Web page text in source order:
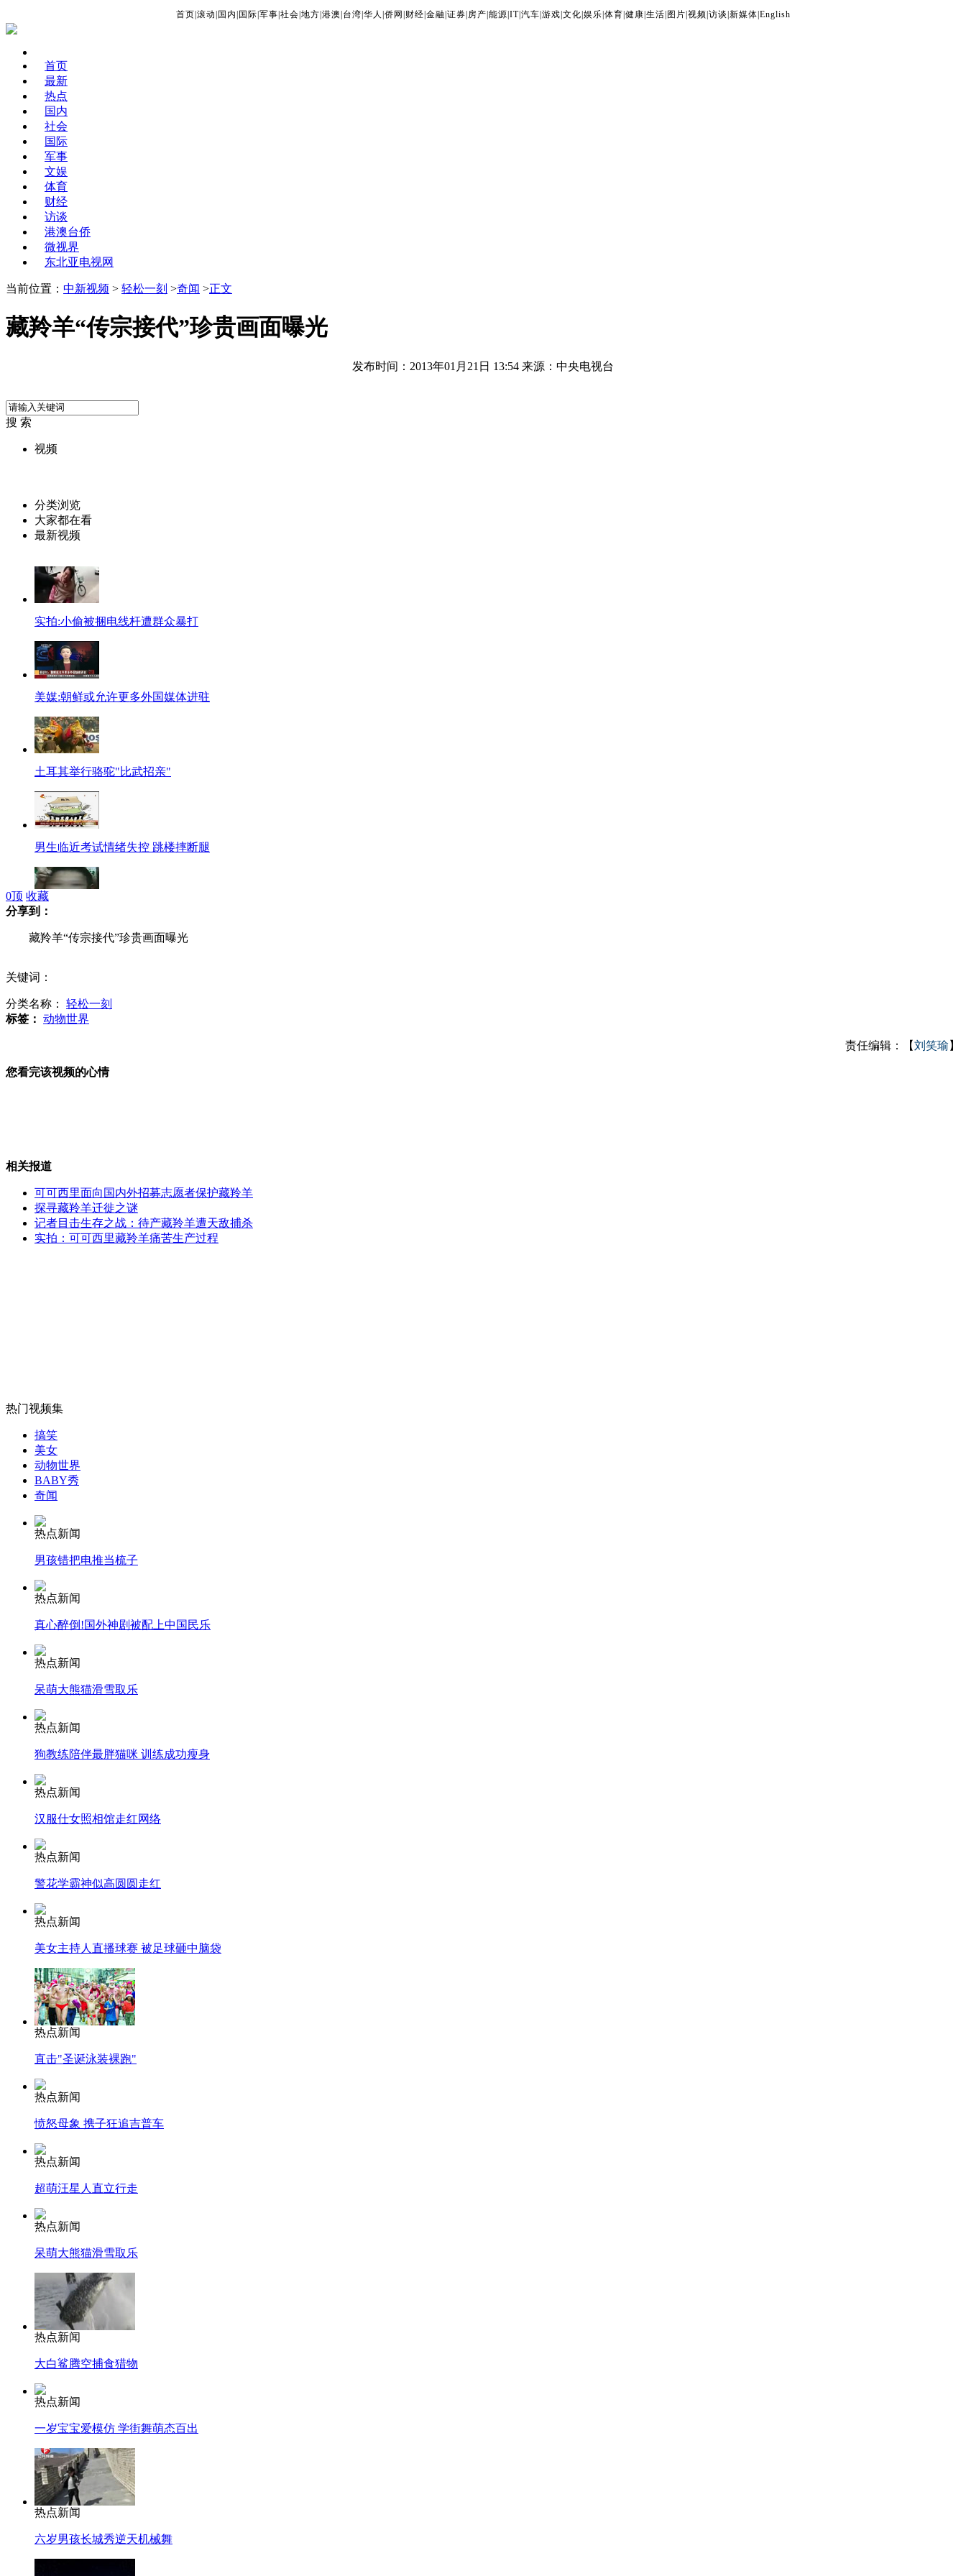
首页 滚动 国内 国际 军事 社会 地方 港澳 台湾 华人 侨网 财经 金融 证券 房产 能源 IT| 汽车 游戏 文化 娱乐 体育 健康 生活 图片 视频 访谈 新媒体 English
首页
最新
热点
国内
社会
国际
军事
文娱
体育
财经
访谈
港澳台侨
微视界
东北亚电视网
当前位置： 中新视频 > 轻松一刻 >奇闻 >正文
藏羚羊“传宗接代”珍贵画面曝光
发布时间：2013年01月21日 13:54 来源：中央电视台
搜 索
视频
分类浏览
大家都在看
最新视频
实拍:小偷被捆电线杆遭群众暴打
美媒:朝鲜或允许更多外国媒体进驻
土耳其举行骆驼"比武招亲"
男生临近考试情绪失控 跳楼摔断腿
重点贫困县村部乔迁大摆筵席
春运票难买 诞生“拼车”一族
医生自割直肠息肉 发微博贴照片
无痛分娩是否安全 医生回应
外交部：反对强权政治霸凌主义
外交部：有关国家言论片面不公正
安徽一实载49人客车翻车
走！跟着总书记去植树
消防员救轻生者
纽约上演“枕头大战”
司机酒驾遇交警 急速倒车逃窜
0顶 收藏
分享到：
藏羚羊“传宗接代”珍贵画面曝光
关键词：
分类名称： 轻松一刻
标签： 动物世界
责任编辑：【刘笑瑜 】
您看完该视频的心情
相关报道
可可西里面向国内外招募志愿者保护藏羚羊
探寻藏羚羊迁徙之谜
记者目击生存之战：待产藏羚羊遭天敌捕杀
实拍：可可西里藏羚羊痛苦生产过程
热门视频集
搞笑
美女
动物世界
BABY秀
奇闻
热点新闻
男孩错把电推当梳子
热点新闻
真心醉倒!国外神剧被配上中国民乐
热点新闻
呆萌大熊猫滑雪取乐
热点新闻
狗教练陪伴最胖猫咪 训练成功瘦身
热点新闻
汉服仕女照相馆走红网络
热点新闻
警花学霸神似高圆圆走红
热点新闻
美女主持人直播球赛 被足球砸中脑袋
热点新闻
直击"圣诞泳装裸跑"
热点新闻
愤怒母象 携子狂追吉普车
热点新闻
超萌汪星人直立行走
热点新闻
呆萌大熊猫滑雪取乐
热点新闻
大白鲨腾空捕食猎物
热点新闻
一岁宝宝爱模仿 学街舞萌态百出
热点新闻
六岁男孩长城秀逆天机械舞